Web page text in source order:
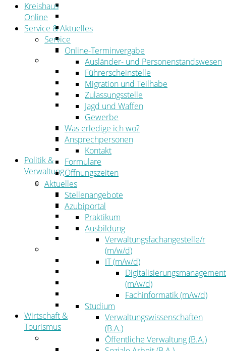
Ansprechpersonen
Formulare
Öffnungszeiten
Aktuelles
Stellenangebote
Azubiportal
Pressemitteilungen
Bekanntmachungen & öffentliche
Zustellungen
Kehrbezirksausschreibungen
Amtsblatt
Öffentliche Ausschreibungen
Politik &
Verwaltung
Politik
Kreistag
Kreistagsinformationssystem
Bürgerinformationssystem
Wahlen
Der Landrat
Kommunalaufsicht
Zahlen, Daten, Fakten
Wirtschaft &
Tourismus
Kreishaus
Online
Service & Aktuelles
Service
Online-Terminvergabe
Ausländer- und Personenstandswesen
Führerscheinstelle
Migration und Teilhabe
Zulassungsstelle
Jagd und Waffen
Gewerbe
Was erledige ich wo?
Ansprechpersonen
Kontakt
Formulare
Öffnungszeiten
Aktuelles
Stellenangebote
Azubiportal
Praktikum
Ausbildung
Verwaltungsfachangestelle/r
(m/w/d)
IT (m/w/d)
Digitalisierungsmanagement
(m/w/d)
Fachinformatik (m/w/d)
Studium
Verwaltungswissenschaften
(B.A.)
Öffentliche Verwaltung (B.A.)